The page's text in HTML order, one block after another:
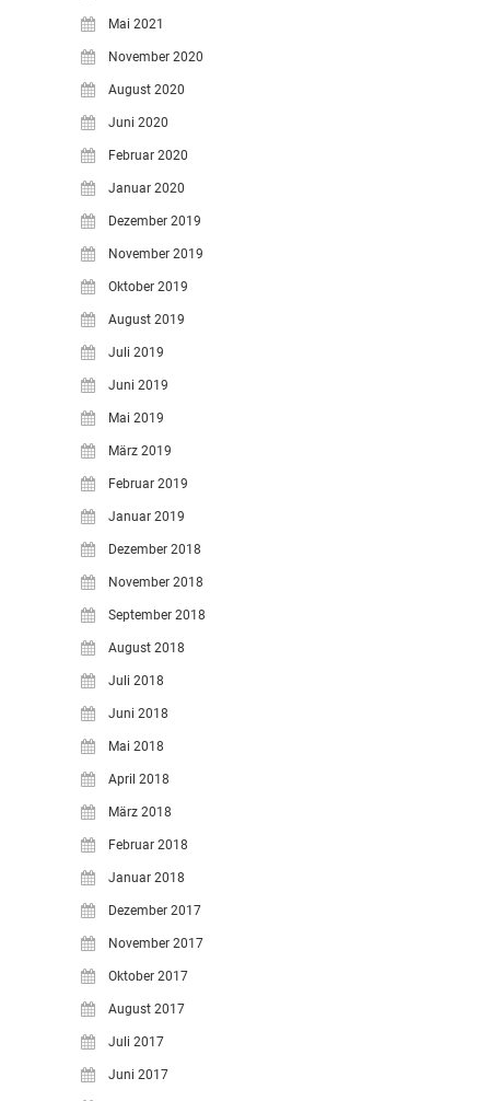
Mai 2021
November 2020
August 2020
Juni 2020
Februar 2020
Januar 2020
Dezember 2019
November 2019
Oktober 2019
August 2019
Juli 2019
Juni 2019
Mai 2019
März 2019
Februar 2019
Januar 2019
Dezember 2018
November 2018
September 2018
August 2018
Juli 2018
Juni 2018
Mai 2018
April 2018
März 2018
Februar 2018
Januar 2018
Dezember 2017
November 2017
Oktober 2017
August 2017
Juli 2017
Juni 2017